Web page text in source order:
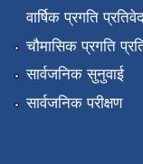
वार्षिक प्रगति
चौमासिक प्रगति
सार्वजनिक सुनुवाई
सार्वजनिक परीक्षण